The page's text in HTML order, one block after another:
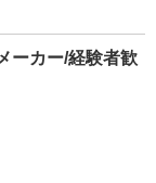
ーカー/経験者歓